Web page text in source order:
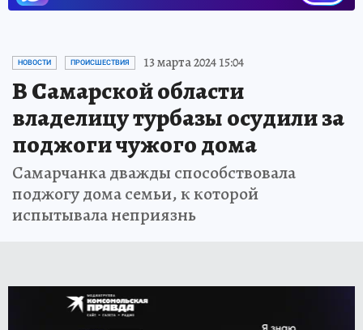
НОВОСТИ ПРОИСШЕСТВИЯ 13 марта 2024 15:04
В Самарской области
владелицу турбазы осудили за
поджоги чужого дома
Самарчанка дважды способствовала
поджогу дома семьи, к которой
испытывала неприязнь